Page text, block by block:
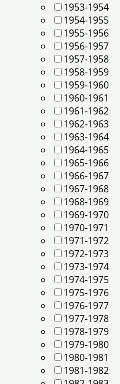
1953-1954
1954-1955
1955-1956
1956-1957
1957-1958
1958-1959
1959-1960
1960-1961
1961-1962
1962-1963
1963-1964
1964-1965
1965-1966
1966-1967
1967-1968
1968-1969
1969-1970
1970-1971
1971-1972
1972-1973
1973-1974
1974-1975
1975-1976
1976-1977
1977-1978
1978-1979
1979-1980
1980-1981
1981-1982